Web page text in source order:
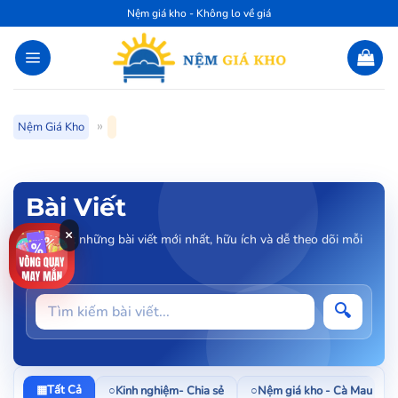
qua
nội
dung
Nệm giá kho - Không lo về giá
Nệm Giá Kho »
Bài Viết
Cập nhật những bài viết mới nhất, hữu ích và dễ theo dõi mỗi
ngày.
Tìm
kiếm
bài
viết
🔍
▦Tất Cả ○Kinh nghiệm- Chia sẻ ○Nệm giá kho - Cà Mau
×